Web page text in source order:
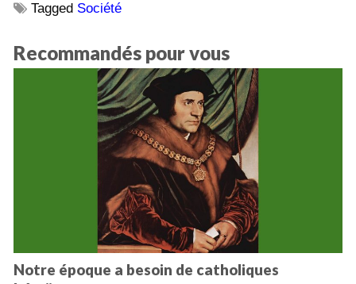
Tagged Société
Recommandés pour vous
Notre époque a besoin de catholiques